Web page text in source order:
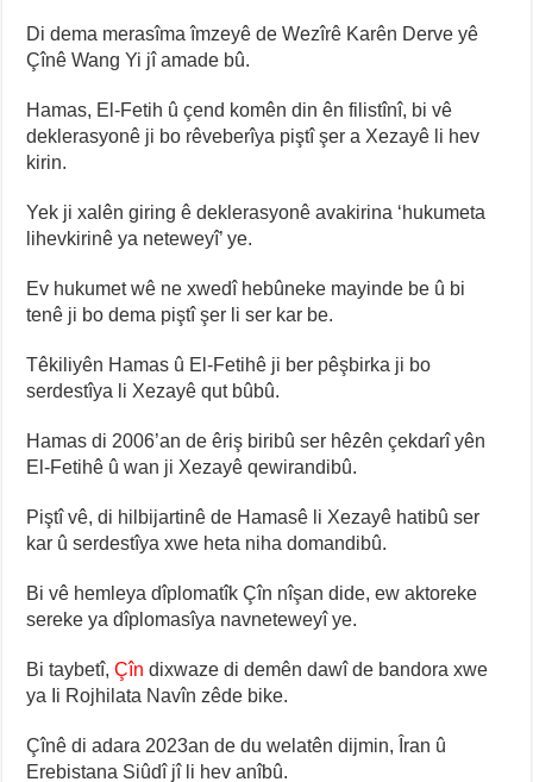
Di dema merasîma îmzeyê de Wezîrê Karên Derve yê
Çînê Wang Yi jî amade bû.
Hamas, El-Fetih û çend komên din ên filistînî, bi vê
deklerasyonê ji bo rêveberîya piştî şer a Xezayê li hev
kirin.
Yek ji xalên giring ê deklerasyonê avakirina ‘hukumeta
lihevkirinê ya neteweyî’ ye.
Ev hukumet wê ne xwedî hebûneke mayinde be û bi
tenê ji bo dema piştî şer li ser kar be.
Têkiliyên Hamas û El-Fetihê ji ber pêşbirka ji bo
serdestîya li Xezayê qut bûbû.
Hamas di 2006’an de êriş biribû ser hêzên çekdarî yên
El-Fetihê û wan ji Xezayê qewirandibû.
Piştî vê, di hilbijartinê de Hamasê li Xezayê hatibû ser
kar û serdestîya xwe heta niha domandibû.
Bi vê hemleya dîplomatîk Çîn nîşan dide, ew aktoreke
sereke ya dîplomasîya navneteweyî ye.
Bi taybetî,Çîn dixwaze di demên dawî de bandora xwe
ya Ii Rojhilata Navîn zêde bike.
Çînê di adara 2023an de du welatên dijmin, Îran û
Erebistana Siûdî jî li hev anîbû.